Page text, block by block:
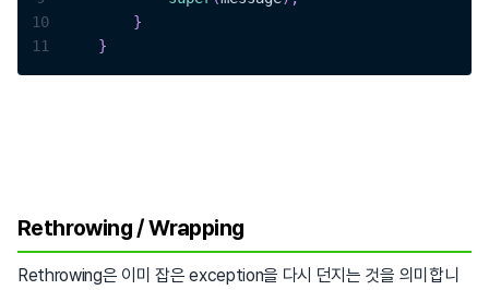
10
}
11
}
Rethrowing / Wrapping
Rethrowing은 이미 잡은 exception을 다시 던지는 것을 의미합니